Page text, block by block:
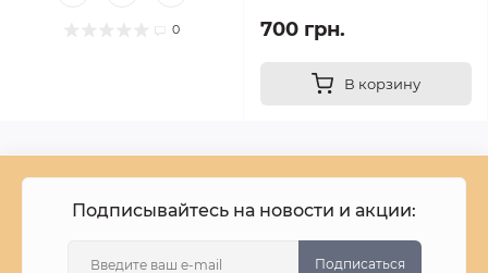
0 700 грн.
В корзину
Подписывайтесь на новости и акции:
Подписаться